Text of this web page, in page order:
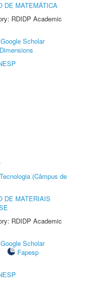
DE MATEMÁTICA
RDIDP Academic
Google Scholar
Dimensions
(Câmpus de
DE MATERIAIS
RDIDP Academic
Google Scholar
Fapesp